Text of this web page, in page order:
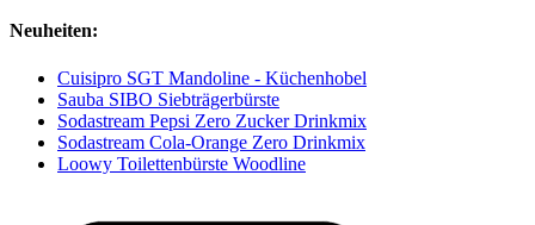
Neuheiten:
Cuisipro SGT Mandoline - Küchenhobel
Sauba SIBO Siebträgerbürste
Sodastream Pepsi Zero Zucker Drinkmix
Sodastream Cola-Orange Zero Drinkmix
Loowy Toilettenbürste Woodline